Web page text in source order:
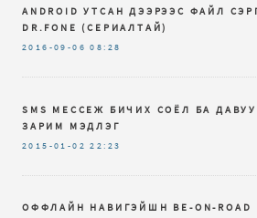
ANDROID УТСАН ДЭЭРЭЭС ФАЙЛ
DR.FОNЕ (СЕРИАЛТАЙ)
2016-09-06 08:28
SMS МЕССЕЖ БИЧИХ СОЁЛ БА
ЗАРИМ МЭДЛЭГ
2015-01-02 22:23
ОФФЛАЙН НАВИГЭЙШН BE-ON-ROAD